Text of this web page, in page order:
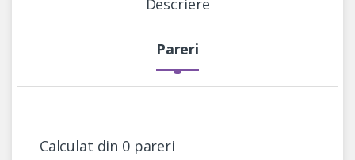
Descriere
Pareri
Calculat din 0 pareri